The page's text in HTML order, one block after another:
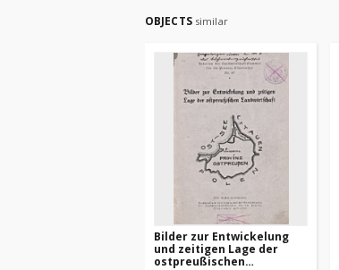
OBJECTS similar
Bilder zur Entwickelung
und zeitigen Lage der
ostpreußischen